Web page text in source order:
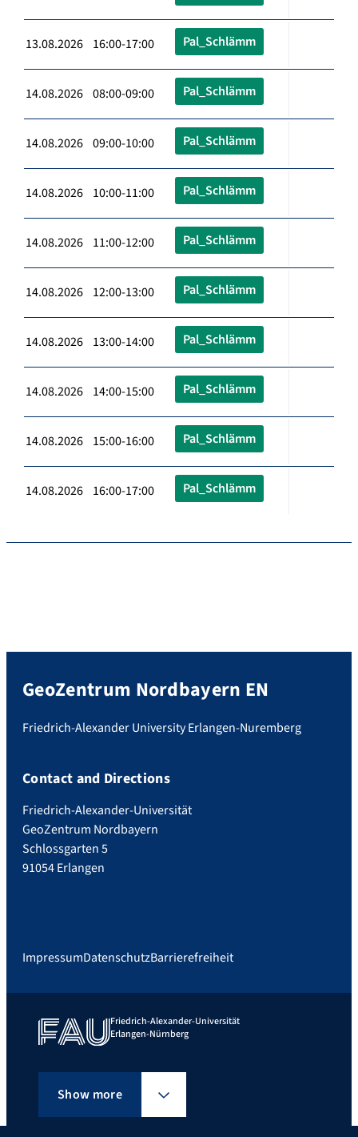
13.08.2026 16:00-17:00 Pal_Schlämm
14.08.2026 08:00-09:00 Pal_Schlämm
14.08.2026 09:00-10:00 Pal_Schlämm
14.08.2026 10:00-11:00 Pal_Schlämm
14.08.2026 11:00-12:00 Pal_Schlämm
14.08.2026 12:00-13:00 Pal_Schlämm
14.08.2026 13:00-14:00 Pal_Schlämm
14.08.2026 14:00-15:00 Pal_Schlämm
14.08.2026 15:00-16:00 Pal_Schlämm
14.08.2026 16:00-17:00 Pal_Schlämm
GeoZentrum Nordbayern EN
Friedrich-Alexander University Erlangen-Nuremberg
Contact and Directions
Friedrich-Alexander-Universität
GeoZentrum Nordbayern
Schlossgarten 5
91054 Erlangen
ImpressumDatenschutzBarrierefreiheit
Friedrich-Alexander-Universität
Erlangen-Nürnberg
Show more